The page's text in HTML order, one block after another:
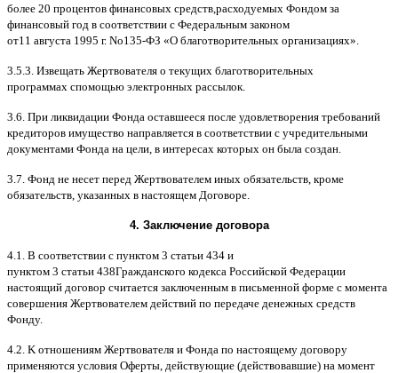
более 20 процентов финансовых средств расходуемых Фондом за
финансовый год в соответствии с Федеральным законом
от11 августа 1995 г. No135-ФЗ «О благотворительных организациях».
3.5.3. Извещать Жертвователя o текущих благотворительных
программах cпомощью электронных рассылок
3.6. При ликвидации Фонда оставшееся после удовлетворения требований
кредиторов имущество направляется в соответствии с учредительными
документами Фонда на цели в интересах которых он была создан
3.7. Фонд не несет перед Жертвователем иных обязательств кроме
обязательств указанных в настоящем Договоре
4. Заключение договора
4.1. B соответствии с пунктом 3 статьи 434 и
пунктом 3 статьи 438Гражданского кодекса Российской Федерации
настоящий договор считается заключенным в письменной форме c момента
совершения Жертвователем действий по передаче денежных средств
Фонду.
4.2. K отношениям Жертвователя и Фонда по настоящему договору
применяются условия Оферты действующие (действовавшие) на момент